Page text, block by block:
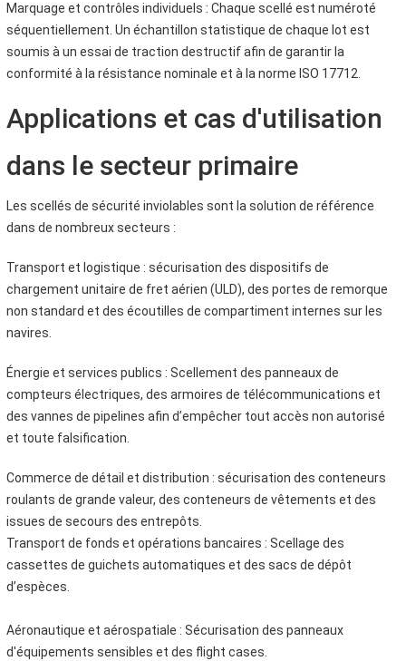
Marquage et contrôles individuels : Chaque scellé est numéroté
séquentiellement. Un échantillon statistique de chaque lot est
soumis à un essai de traction destructif afin de garantir la
conformité à la résistance nominale et à la norme ISO 17712.
Applications et cas d'utilisation
dans le secteur primaire
Les scellés de sécurité inviolables sont la solution de référence
dans de nombreux secteurs :
Transport et logistique : sécurisation des dispositifs de
chargement unitaire de fret aérien (ULD), des portes de remorque
non standard et des écoutilles de compartiment internes sur les
navires.
Énergie et services publics : Scellement des panneaux de
compteurs électriques, des armoires de télécommunications et
des vannes de pipelines afin d’empêcher tout accès non autorisé
et toute falsification.
Commerce de détail et distribution : sécurisation des conteneurs
roulants de grande valeur, des conteneurs de vêtements et des
issues de secours des entrepôts.
Transport de fonds et opérations bancaires : Scellage des
cassettes de guichets automatiques et des sacs de dépôt
d’espèces.
Aéronautique et aérospatiale : Sécurisation des panneaux
d'équipements sensibles et des flight cases.